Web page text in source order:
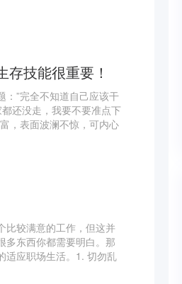
技能很重要！
：”完全不知道自己应该干
都还没走，我要不要准点下
，表面波澜不惊，可内心
比较满意的工作，但这并
多东西你都需要明白。那
适应职场生活。1. 切勿乱